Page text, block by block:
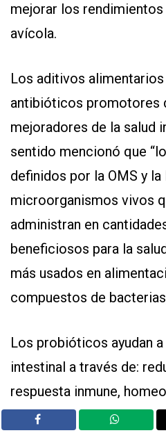
mejorar los
avícola.
Los aditivos
antibióticos promotores
mejoradores de la salud
sentido mencionó que
definidos por la OMS y la
microorganismos vivos
administran en
beneficiosos para la
más usados en
compuestos de
Los probióticos ayudan
intestinal a través de:
respuesta inmune,
microbiota, morfología